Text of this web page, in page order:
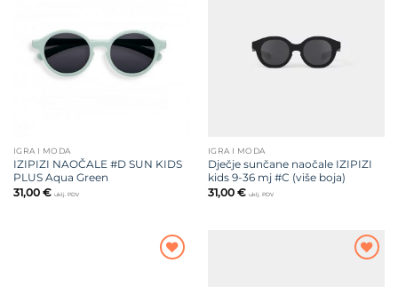
IGRA I MODA
IZIPIZI NAOČALE #D SUN KIDS
PLUS Aqua Green
31,00 € uklj. PDV
IGRA I MODA
Dječje sunčane naočale IZIPIZI
kids 9-36 mj #C (više boja)
31,00 € uklj. PDV